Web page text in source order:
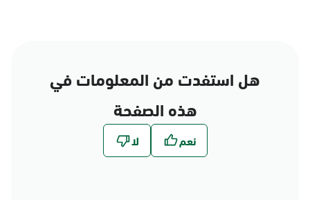
هل استفدت من المعلومات في
هذه الصفحة